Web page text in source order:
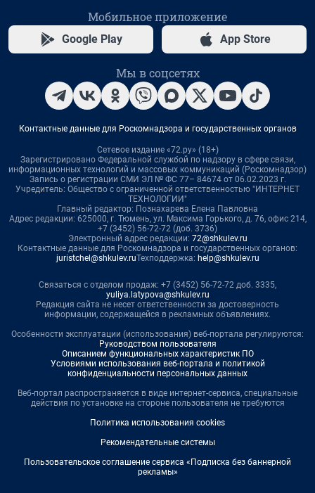
Мобильное приложение
Google Play App Store
Мы в соцсетях
Контактные данные для Роскомнадзора и государственных органов
Сетевое издание «72.ру» (18+)
Зарегистрировано Федеральной службой по надзору в сфере связи,
информационных технологий и массовых коммуникаций (Роскомнадзор)
Запись о регистрации СМИ ЭЛ № ФС 77– 84674 от 06.02.2023 г.
Учредитель: Общество с ограниченной ответственностью "ИНТЕРНЕТ
ТЕХНОЛОГИИ"
Главный редактор: Познахарева Елена Павловна
Адрес редакции: 625000, г. Тюмень, ул. Максима Горького, д. 76, офис 214,
+7 (3452) 56-72-72 (доб. 3736)
Электронный адрес редакции: 72@shkulev.ru
Контактные данные для Роскомнадзора и государственных органов:
juristchel@shkulev.ruТехподдержка: help@shkulev.ru
Связаться с отделом продаж: +7 (3452) 56-72-72 доб. 3335,
yuliya.latypova@shkulev.ru
Редакция сайта не несет ответственности за достоверность
информации, содержащейся в рекламных объявлениях.
Особенности эксплуатации (использования) веб-портала регулируются:
Руководством пользователя
Описанием функциональных характеристик ПО
Условиями использования веб-портала и политикой
конфиденциальности персональных данных
Веб-портал распространяется в виде интернет-сервиса, специальные
действия по установке на стороне пользователя не требуются
Политика использования cookies
Рекомендательные системы
Пользовательское соглашение сервиса «Подписка без баннерной
рекламы»